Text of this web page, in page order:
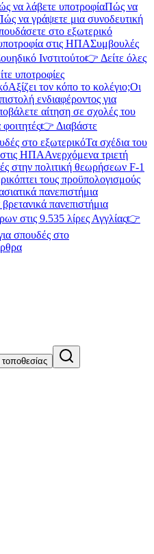
να λάβετε υποτροφίαΠώς να
να γράψετε μια συνοδευτική
στο εξωτερικό
στις ΗΠΑΣυμβουλές
Ινστιτούτο👉 Δείτε όλες
υποτροφίες
Αξίζει τον κόπο το κολέγιο;Οι
ενδιαφέροντος για
αίτηση σε σχολές του
👉 Διαβάστε
στο εξωτερικόΤα σχέδια του
στις ΗΠΑΑνερχόμενα τριετή
στην πολιτική θεωρήσεων F-1
τους προϋπολογισμούς
πανεπιστήμια
πανεπιστήμια
στις 9.535 λίρες Αγγλίας👉
σπουδές στο